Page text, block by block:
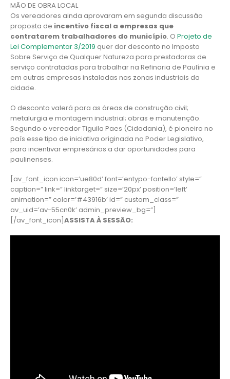
MÃO DE OBRA LOCAL
Os vereadores ainda aprovaram em segunda discussão
proposta de incentivo fiscal a empresas que
contratarem trabalhadores do município. O Projeto de
Lei Complementar 3/2019 quer dar desconto no Imposto
Sobre Serviço de Qualquer Natureza para prestadoras de
serviço contratadas para trabalhar na Refinaria de Paulínia e
em outras empresas instaladas nas zonas industriais da
cidade.
O desconto valerá para as áreas de construção civil;
metalurgia e montagem industrial; obras e manutenção.
Segundo o vereador Tiguila Paes (Cidadania), é pioneiro no
país esse tipo de iniciativa originada no Poder Legislativo,
para incentivar empresários a dar oportunidades para
paulinenses.
[av_font_icon icon=’ue80d’ font=’entypo-fontello’ style=”
caption=” link=” linktarget=” size=’20px’ position=’left’
animation=” color=’#43916b’ id=” custom_class=”
av_uid=’av-55cn0k’ admin_preview_bg=”]
[/av_font_icon] ASSISTA À SESSÃO: